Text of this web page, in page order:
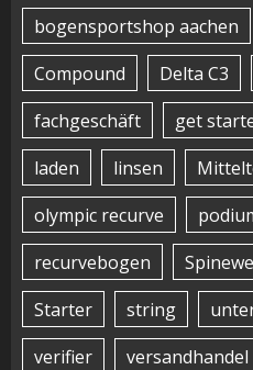
bogensportshop aachen
Compound
Delta C3
fachgeschäft
get
laden
linsen
olympic recurve
recurvebogen
Starter
string
verifier
versandhandel